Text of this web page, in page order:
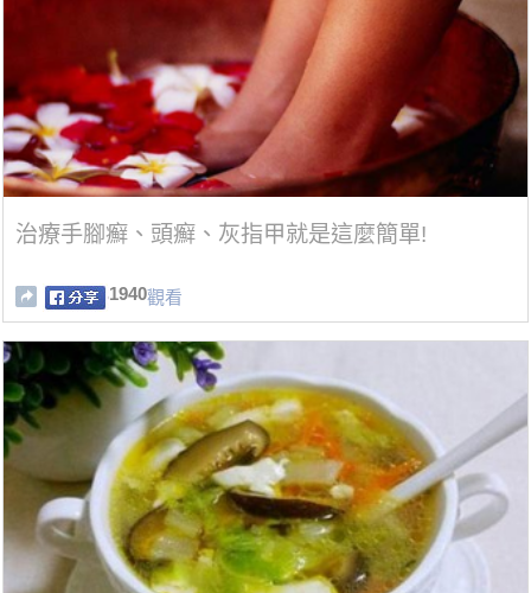
治療手腳癬、頭癬、灰指甲就是這麼簡單!
1940觀看